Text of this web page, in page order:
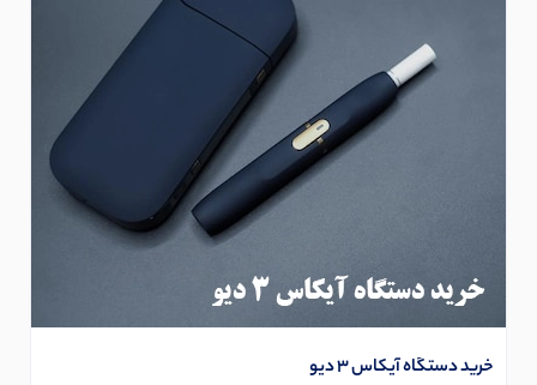
خرید دستگاه آیکاس 3 دیو